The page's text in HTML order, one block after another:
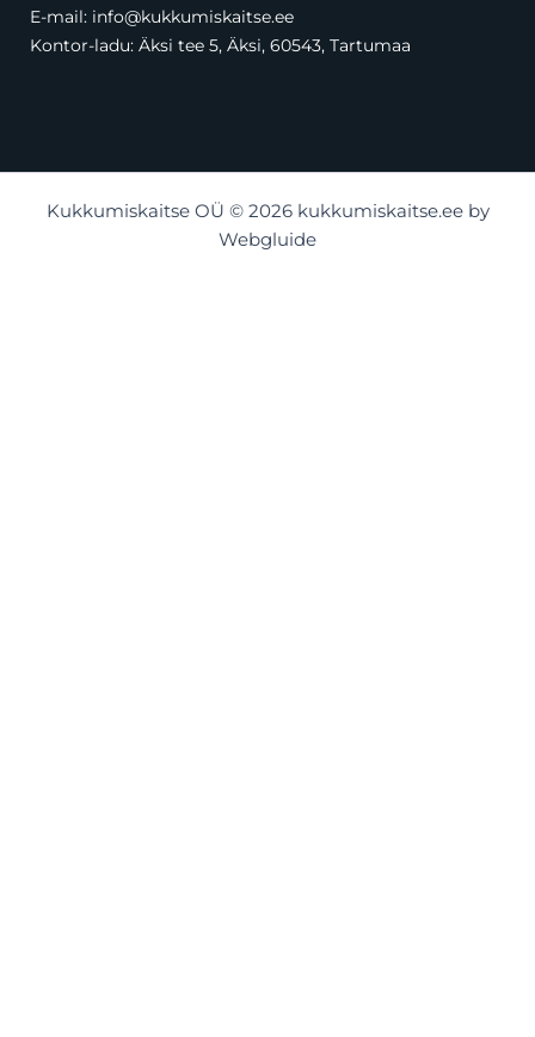
E-mail: info@kukkumiskaitse.ee
Kontor-ladu: Äksi tee 5, Äksi, 60543, Tartumaa
Kukkumiskaitse OÜ © 2026 kukkumiskaitse.ee by
Webgluide